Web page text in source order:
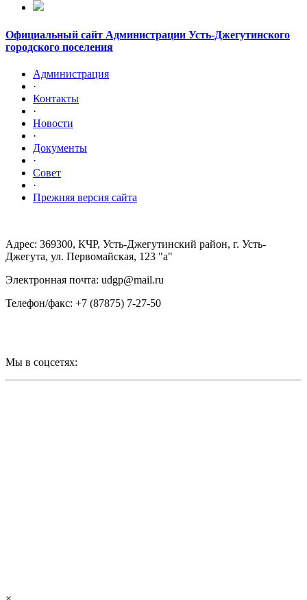
Официальный сайт Администрации Усть-Джегутинского
городского поселения
Администрация
·
Контакты
·
Новости
·
Документы
·
Совет
·
Прежняя версия сайта
Адрес: 369300, КЧР, Усть-Джегутинский район, г. Усть-
Джегута, ул. Первомайская, 123 "а"
Электронная почта: udgp@mail.ru
Телефон/факс: +7 (87875) 7-27-50
Мы в соцсетях: